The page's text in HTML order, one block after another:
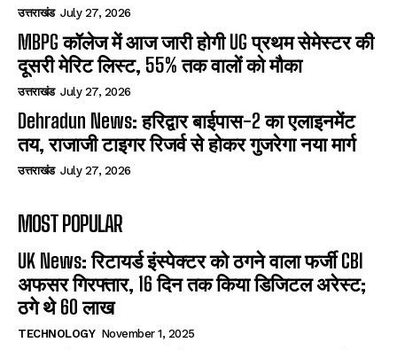
उत्तराखंड July 27, 2026
MBPG कॉलेज में आज जारी होगी UG प्रथम सेमेस्टर की
दूसरी मेरिट लिस्ट, 55% तक वालों को मौका
उत्तराखंड July 27, 2026
Dehradun News: हरिद्वार बाईपास-2 का एलाइनमेंट
तय, राजाजी टाइगर रिजर्व से होकर गुजरेगा नया मार्ग
उत्तराखंड July 27, 2026
MOST POPULAR
UK News: रिटायर्ड इंस्पेक्टर को ठगने वाला फर्जी CBI
अफसर गिरफ्तार, 16 दिन तक किया डिजिटल अरेस्ट;
ठगे थे 60 लाख
TECHNOLOGY November 1, 2025